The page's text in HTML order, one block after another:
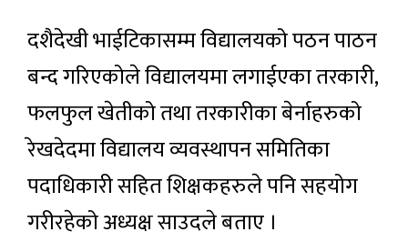
दशैदेखी भाईटिकासम्म विद्यालयको पठन पाठन
बन्द गरिएकोले विद्यालयमा लगाईएका तरकारी,
फलफुल खेतीको तथा तरकारीका बेर्नाहरुको
रेखदेदमा विद्यालय व्यवस्थापन समितिका
पदाधिकारी सहित शिक्षकहरुले पनि सहयोग
गरीरहेको अध्यक्ष साउदले बताए ।